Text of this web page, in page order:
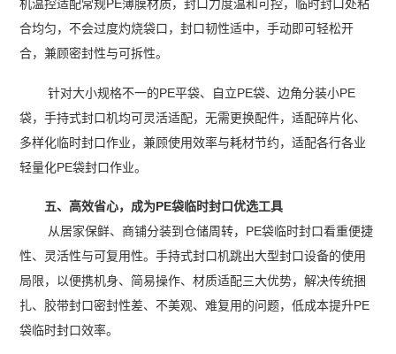
机温控适配常规PE薄膜材质，封口力度温和可控，临时封口处粘
合均匀，不会过度灼烧袋口，封口韧性适中，手动即可轻松开
合，兼顾密封性与可拆性。
针对大小规格不一的PE平袋、自立PE袋、边角分装小PE
袋，手持式封口机均可灵活适配，无需更换配件，适配碎片化、
多样化临时封口作业，兼顾使用效率与耗材节约，适配各行各业
轻量化PE袋封口作业。
五、高效省心，成为PE袋临时封口优选工具
从居家保鲜、商铺分装到仓储周转，PE袋临时封口看重便捷
性、灵活性与可复用性。手持式封口机跳出大型封口设备的使用
局限，以便携机身、简易操作、材质适配三大优势，解决传统捆
扎、胶带封口密封性差、不美观、难复用的问题，低成本提升PE
袋临时封口效率。